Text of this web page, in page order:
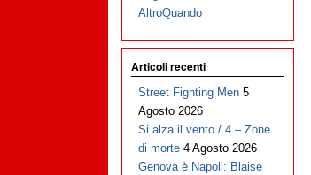
AltroQuando
Articoli recenti
Street Fighting Men 5
Agosto 2026
Si alza il vento / 4 – Zone
di morte 4 Agosto 2026
Genova è Napoli: Blaise